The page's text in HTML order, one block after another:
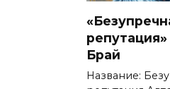
Брай
Название: